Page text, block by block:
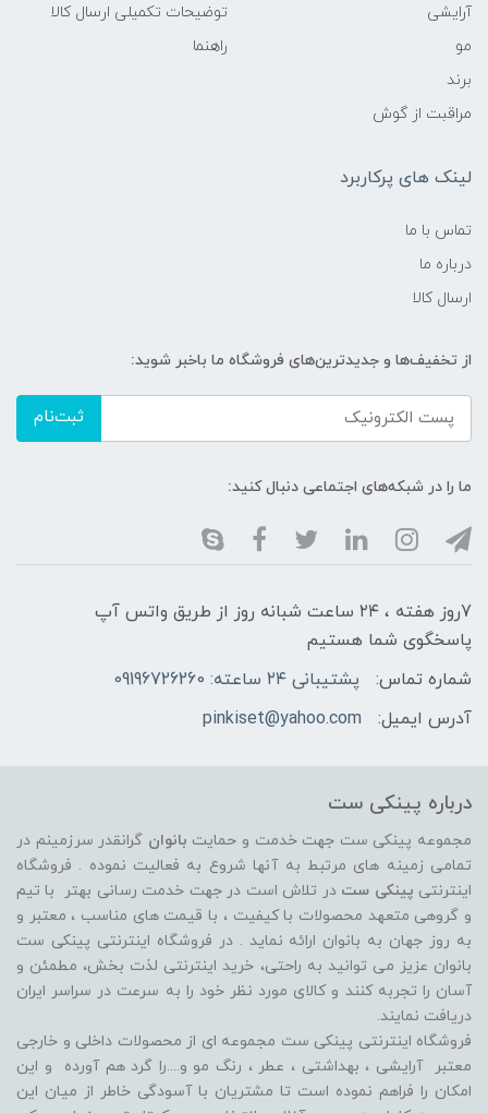
آرایشی
مو
برند
مراقبت از گوش
توضیحات تکمیلی ارسال کالا
راهنما
لینک های پرکاربرد
تماس با ما
درباره ما
ارسال کالا
از تخفیف‌ها و جدیدترین‌های فروشگاه ما باخبر شوید:
ثبت‌نام
ما را در شبکه‌های اجتماعی دنبال کنید:
7روز هفته ، ۲۴ ساعت شبانه‌ روز از طریق واتس آپ
پاسخگوی شما هستیم
شماره تماس:
پشتیبانی ۲۴ ساعته: 09196726260
آدرس ایمیل:
pinkiset@yahoo.com
درباره پینکی ست
مجموعه پینکی ست جهت خدمت و حمایت بانوان گرانقدر سرزمینم در
تمامی زمینه های مرتبط به آنها شروع به فعالیت نموده . فروشگاه
اینترنتی پینکی ست در تلاش است در جهت خدمت رسانی بهتر با تیم
و گروهی متعهد محصولات با کیفیت ، با قیمت های مناسب ، معتبر و
به روز جهان به بانوان ارائه نماید . در فروشگاه اینترنتی پینکی ست
بانوان عزیز می توانيد به راحتی، خرید اینترنتی لذت بخش، مطمئن و
آسان را تجربه کنند و کالای مورد نظر خود را به سرعت در سراسر ایران
دریافت نمایند.
فروشگاه اینترنتی پینکی ست مجموعه ای از محصولات داخلی و خارجی
معتبر آرایشی ، بهداشتی ، عطر ، رنگ مو و....را گرد هم آورده و اين
امکان را فراهم نموده است تا مشتريان با آسودگی خاطر از ميان اين